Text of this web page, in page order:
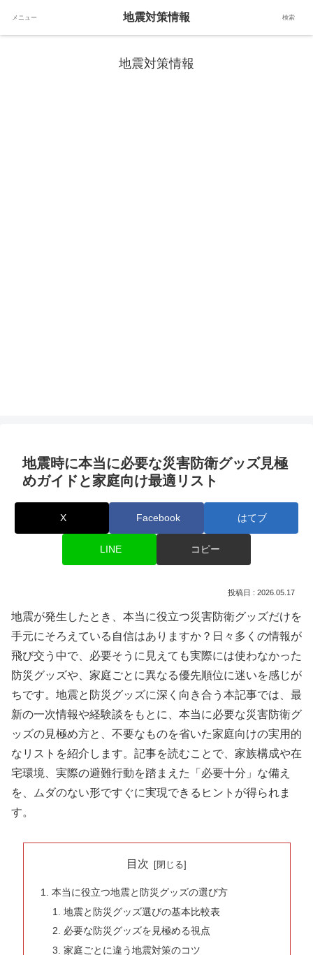
地震や災害時に役立つ情報
地震対策情報
地震時に本当に必要な災害防衛グッズ見極
めガイドと家庭向け最適リスト
X Facebook はてブ
LINE コピー
2026.05.17
地震が発生したとき、本当に役立つ災害防衛グッズだけを
手元にそろえている自信はありますか？日々多くの情報が
飛び交う中で、必要そうに見えても実際には使わなかった
防災グッズや、家庭ごとに異なる優先順位に迷いを感じが
ちです。地震と防災グッズに深く向き合う本記事では、最
新の一次情報や経験談をもとに、本当に必要な災害防衛グ
ッズの見極め方と、不要なものを省いた家庭向けの実用的
なリストを紹介します。記事を読むことで、家族構成や在
宅環境、実際の避難行動を踏まえた「必要十分」な備え
を、ムダのない形ですぐに実現できるヒントが得られま
す。
目次
本当に役立つ地震と防災グッズの選び方
地震と防災グッズ選びの基本比較表
必要な防災グッズを見極める視点
家庭ごとに違う地震対策のコツ
メニュー 地震対策情報 検索